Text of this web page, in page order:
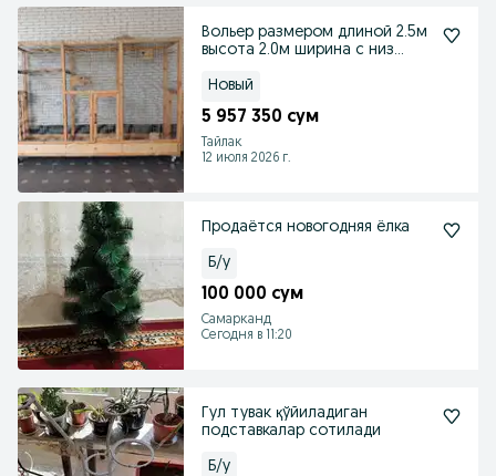
Вольер размером длиной 2.5м
высота 2.0м ширина с низ
Новый
5 957 350 сум
Тайлак
12 июля 2026 г.
Продаётся новогодняя ёлка
Б/у
100 000 сум
Самарканд
Сегодня в 11:20
Гул тувак қўйиладиган
подставкалар сотилади
Б/у